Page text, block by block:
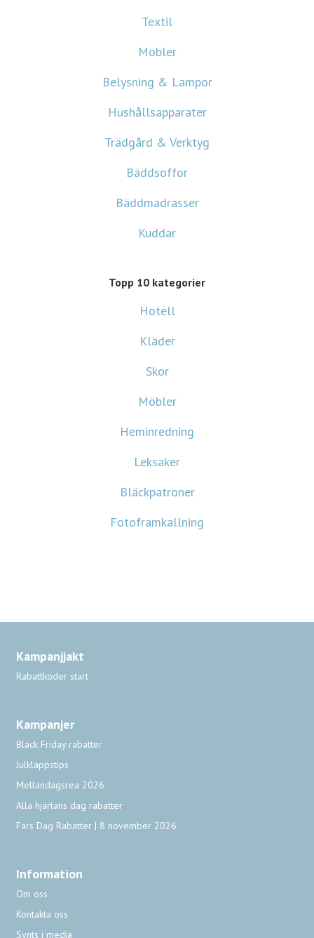
Textil
Möbler
Belysning & Lampor
Hushållsapparater
Trädgård & Verktyg
Bäddsoffor
Bäddmadrasser
Kuddar
Topp 10 kategorier
Hotell
Kläder
Skor
Möbler
Heminredning
Leksaker
Bläckpatroner
Fotoframkallning
Kampanjjakt
Rabattkoder start
Kampanjer
Black Friday rabatter
Julklappstips
Mellandagsrea 2026
Alla hjärtans dag rabatter
Fars Dag Rabatter | 8 november 2026
Information
Om oss
Kontakta oss
Synts i media